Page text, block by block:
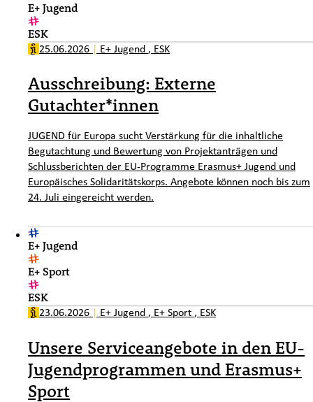
E+ Jugend
ESK
25.06.2026 | E+ Jugend , ESK
Ausschreibung: Externe
Gutachter*innen
JUGEND für Europa sucht Verstärkung für die inhaltliche
Begutachtung und Bewertung von Projektanträgen und
Schlussberichten der EU-Programme Erasmus+ Jugend und
Europäisches Solidaritätskorps. Angebote können noch bis zum
24. Juli eingereicht werden.
E+ Jugend
E+ Sport
ESK
23.06.2026 | E+ Jugend , E+ Sport , ESK
Unsere Serviceangebote in den EU-
Jugendprogrammen und Erasmus+
Sport